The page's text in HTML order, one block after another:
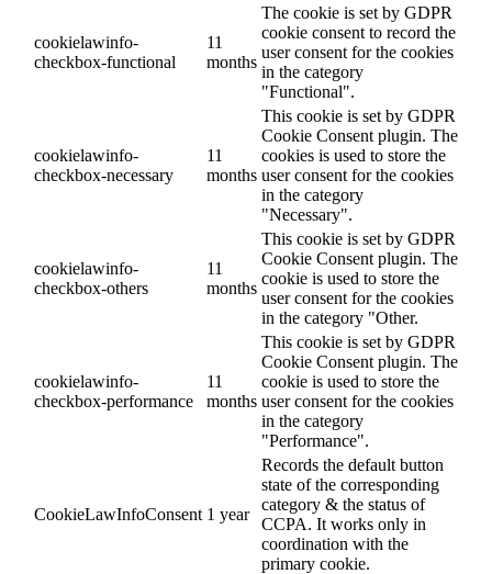
cookielawinfo-
checkbox-functional
11
months
The cookie is set by GDPR
cookie consent to record the
user consent for the cookies
in the category
"Functional".
cookielawinfo-
checkbox-necessary
11
months
This cookie is set by GDPR
Cookie Consent plugin. The
cookies is used to store the
user consent for the cookies
in the category
"Necessary".
cookielawinfo-
checkbox-others
11
months
This cookie is set by GDPR
Cookie Consent plugin. The
cookie is used to store the
user consent for the cookies
in the category "Other.
cookielawinfo-
checkbox-performance
11
months
This cookie is set by GDPR
Cookie Consent plugin. The
cookie is used to store the
user consent for the cookies
in the category
"Performance".
CookieLawInfoConsent 1 year
Records the default button
state of the corresponding
category & the status of
CCPA. It works only in
coordination with the
primary cookie.